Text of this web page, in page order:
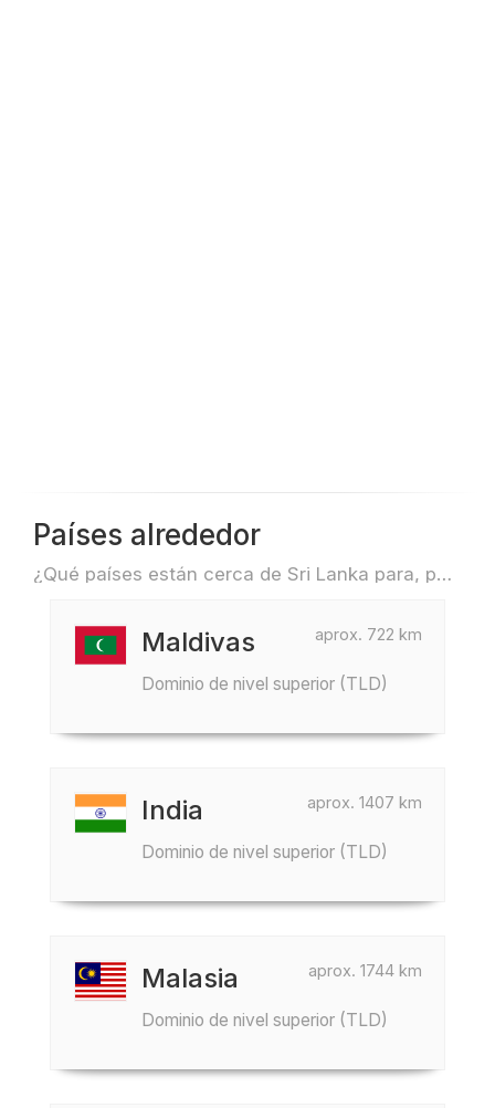
Países alrededor
¿Qué países están cerca de Sri Lanka para, por ejemplo, viajar o volar?
aprox. 722 km
Maldivas
Dominio de nivel superior (TLD)
aprox. 1407 km
India
Dominio de nivel superior (TLD)
aprox. 1744 km
Malasia
Dominio de nivel superior (TLD)